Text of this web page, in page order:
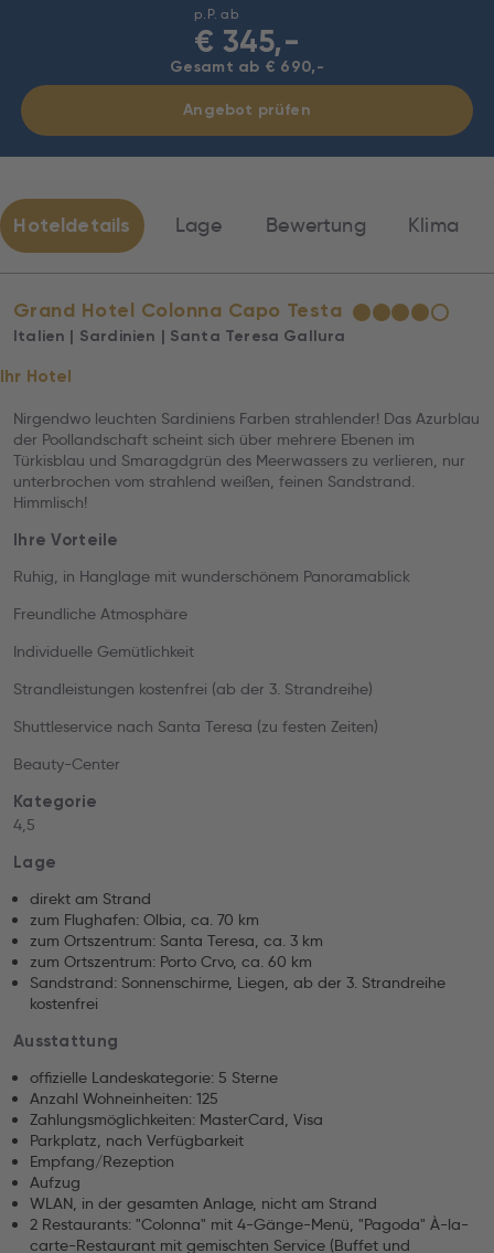
p.P. ab
€ 345,-
Gesamt ab € 690,-
Angebot prüfen
Hoteldetails Lage Bewertung Klima
Grand Hotel Colonna Capo Testa ★★★★☆
Italien | Sardinien | Santa Teresa Gallura
Ihr Hotel
Nirgendwo leuchten Sardiniens Farben strahlender! Das Azurblau
der Poollandschaft scheint sich über mehrere Ebenen im
Türkisblau und Smaragdgrün des Meerwassers zu verlieren, nur
unterbrochen vom strahlend weißen, feinen Sandstrand.
Himmlisch!
Ihre Vorteile
Ruhig, in Hanglage mit wunderschönem Panoramablick
Freundliche Atmosphäre
Individuelle Gemütlichkeit
Strandleistungen kostenfrei (ab der 3. Strandreihe)
Shuttleservice nach Santa Teresa (zu festen Zeiten)
Beauty-Center
Kategorie
4,5
Lage
direkt am Strand
zum Flughafen: Olbia, ca. 70 km
zum Ortszentrum: Santa Teresa, ca. 3 km
zum Ortszentrum: Porto Crvo, ca. 60 km
Sandstrand: Sonnenschirme, Liegen, ab der 3. Strandreihe
kostenfrei
Ausstattung
offizielle Landeskategorie: 5 Sterne
Anzahl Wohneinheiten: 125
Zahlungsmöglichkeiten: MasterCard, Visa
Parkplatz, nach Verfügbarkeit
Empfang/Rezeption
Aufzug
WLAN, in der gesamten Anlage, nicht am Strand
2 Restaurants: "Colonna" mit 4-Gänge-Menü, "Pagoda" À-la-
carte-Restaurant mit gemischten Service (Buffet und